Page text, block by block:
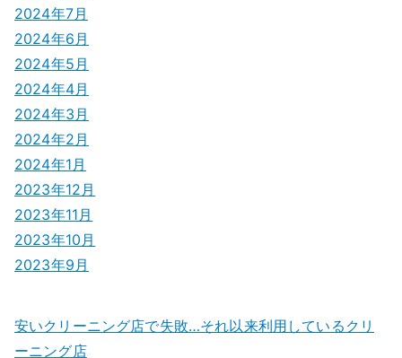
2024年7月
2024年6月
2024年5月
2024年4月
2024年3月
2024年2月
2024年1月
2023年12月
2023年11月
2023年10月
2023年9月
安いクリーニング店で失敗…それ以来利用しているクリ
ーニング店